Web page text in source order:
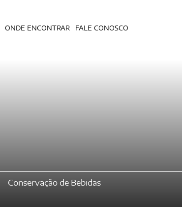
ONDE ENCONTRAR FALE CONOSCO
Conservação de Bebidas